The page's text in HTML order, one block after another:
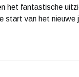
het fantastische
start van het nieuwe